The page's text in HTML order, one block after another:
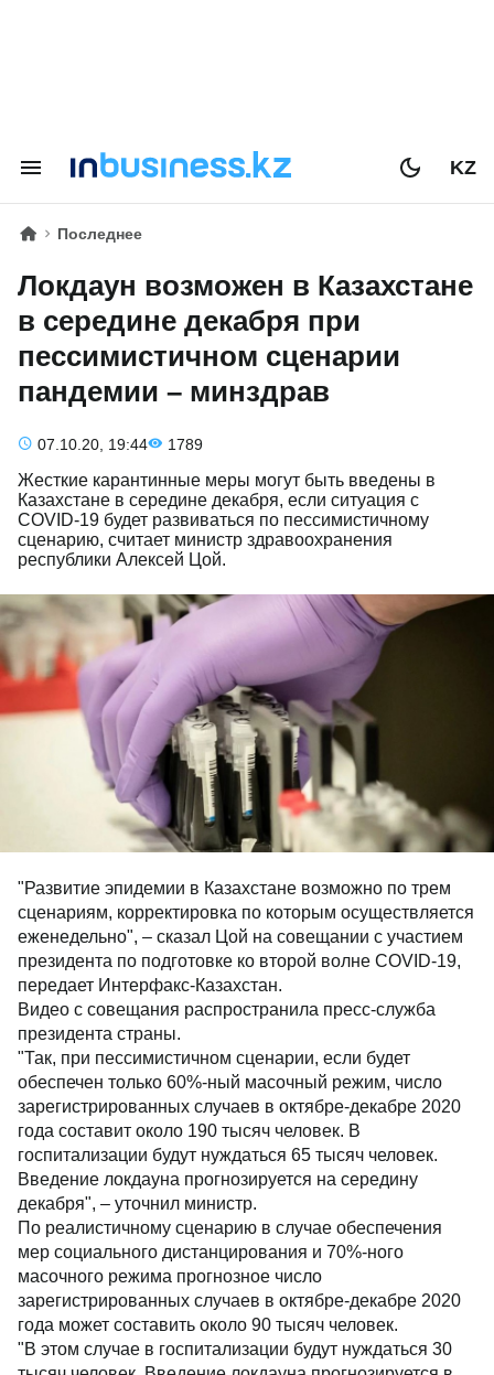
KZ
Последнее
Локдаун возможен в Казахстане
в середине декабря при
пессимистичном сценарии
пандемии – минздрав
07.10.20, 19:44 1789
Жесткие карантинные меры могут быть введены в
Казахстане в середине декабря, если ситуация с
COVID-19 будет развиваться по пессимистичному
сценарию, считает министр здравоохранения
республики Алексей Цой.
"Развитие эпидемии в Казахстане возможно по трем
сценариям, корректировка по которым осуществляется
еженедельно", – сказал Цой на совещании с участием
президента по подготовке ко второй волне COVID-19,
передает Интерфакс-Казахстан.
Видео с совещания распространила пресс-служба
президента страны.
"Так, при пессимистичном сценарии, если будет
обеспечен только 60%-ный масочный режим, число
зарегистрированных случаев в октябре-декабре 2020
года составит около 190 тысяч человек. В
госпитализации будут нуждаться 65 тысяч человек.
Введение локдауна прогнозируется на середину
декабря", – уточнил министр.
По реалистичному сценарию в случае обеспечения
мер социального дистанцирования и 70%-ного
масочного режима прогнозное число
зарегистрированных случаев в октябре-декабре 2020
года может составить около 90 тысяч человек.
"В этом случае в госпитализации будут нуждаться 30